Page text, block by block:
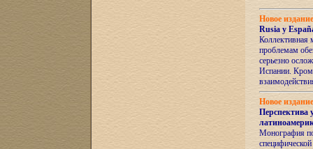
Новое
Rusia y
Коллективная
проблемам
серьезно
Испании.
Новое
Перспектива
Монография